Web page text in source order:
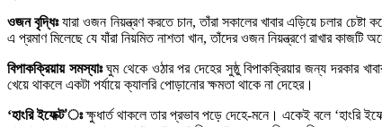
ওজনবৃদ্ধিঃযারা ওজন নিয়ন্ত্রণ করতে চান, তাঁরা সকালের খাবার এড়িয়ে চলার
এ প্রমাণ মিলেছে যে যাঁরা নিয়মিত নাশতা খান, তাঁদের ওজন নিয়ন্ত্রণে রাখার
বিপাকক্রিয়ায় সমস্যাঃঘুম থেকে ওঠার পর দেহের সুষ্ঠু বিপাকক্রিয়ার জন্য দরকার
খেয়ে থাকলে একটা পর্যায়ে ক্যালরি পোড়ানোর ক্ষমতা থাকে না দেহের।
‘হাংরিইফেক্ট’ঃক্ষুধার্ত থাকলে তার প্রভাব পড়ে দেহে-মনে। একেই বলে ‘হাংরি